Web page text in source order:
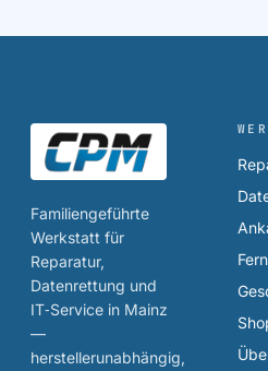
Familiengeführte
Werkstatt für
Reparatur,
Datenrettung und
IT‑Service in Mainz
—
herstellerunabhängig,